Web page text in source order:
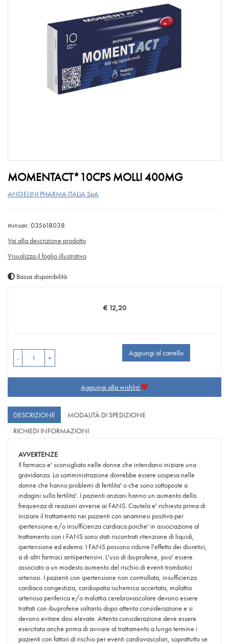
MOMENTACT*10CPS MOLLI 400MG
ANGELINI PHARMA ITALIA SpA
minsan: 035618038
Vai alla descrizione prodotto
Visualizza il foglio illustrativo
Bassa disponibilità
Prezzo
€ 12,20
- +
Aggiungi al carrello
Aggiungi alla wishlist
DESCRIZIONE
MODALITÀ DI SPEDIZIONE
RICHIEDI INFORMAZIONI
AVVERTENZE
Il farmaco e' sconsigliato nelle donne che intendano iniziare una
gravidanza. La somministrazione dovrebbe essere sospesa nelle
donne che hanno problemi di fertilita' o che sono sottoposte a
indagini sulla fertilita'. I pazienti anziani hanno un aumento della
frequenza di reazioni avverse ai FANS. Cautela e' richiesta prima di
iniziare il trattamento nei pazienti con anamnesi positiva per
ipertensione e/o insufficienza cardiaca poiche' in associazione al
trattamento con i FANS sono stati riscontrati ritenzione di liquidi,
ipertensione ed edema. I FANS possono ridurre l'effetto dei diuretici,
a di altri farmaci antiipertensivi. L'uso di ibuprofene, puo' essere
associato a un modesto aumento del rischio di eventi trombotici
arteriosi. I pazienti con ipertensione non controllata, insufficienza
cardiaca congestizia, cardiopatia ischemica accertata, malattia
arteriosa periferica e/o malattia cerebrovascolare devono essere
trattati con ibuprofene soltanto dopo attenta considerazione e si
devono evitare dosi elevate. Attenta considerazione deve essere
esercitata anche prima di avviare al trattamento a lungo termine i
pazienti con fattori di rischio per eventi cardiovascolari, soprattutto se